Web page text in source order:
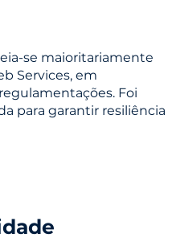
se maioritariamente
Services, em
Foi
para garantir resiliência